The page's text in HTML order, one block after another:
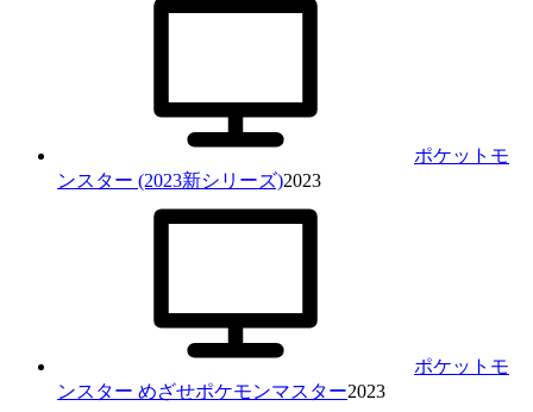
ポケットモ
ンスター (2023新シリーズ)2023
ポケットモ
ンスター めざせポケモンマスター2023